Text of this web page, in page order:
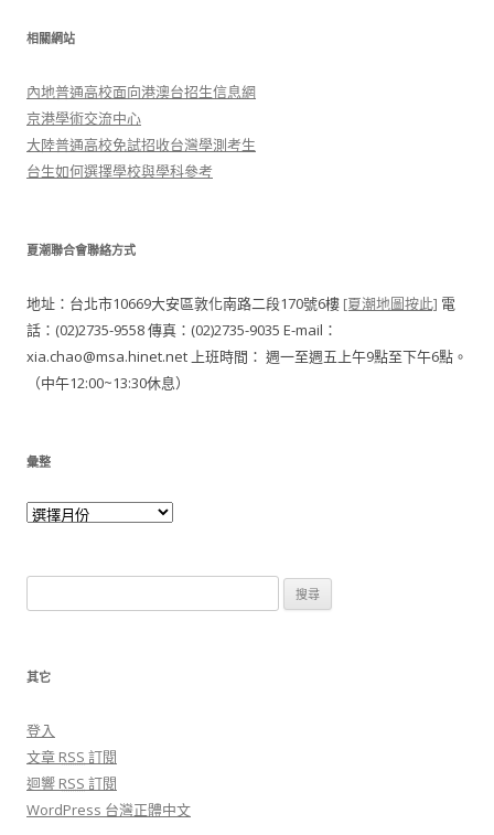
相關網站
內地普通高校面向港澳台招生信息網
京港學術交流中心
大陸普通高校免試招收台灣學測考生
台生如何選擇學校與學科參考
夏潮聯合會聯絡方式
地址：台北市10669大安區敦化南路二段170號6樓 [夏潮地圖按此] 電
話：(02)2735-9558 傳真：(02)2735-9035 E-mail：
xia.chao@msa.hinet.net 上班時間： 週一至週五上午9點至下午6點。
（中午12:00~13:30休息）
彙整
其它
登入
文章 RSS 訂閱
迴響 RSS 訂閱
WordPress 台灣正體中文